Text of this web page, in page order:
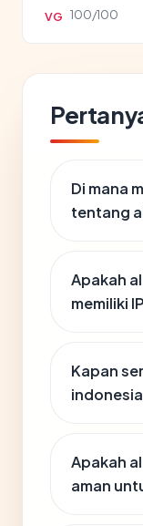
VG 100/100
Di mana
tentang
Apakah
memiliki
Kapan
Apakah
aman